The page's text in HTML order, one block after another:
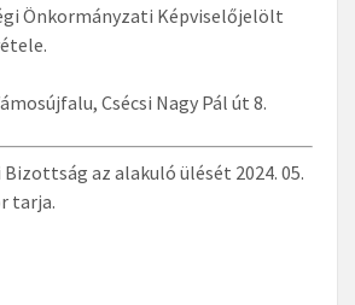
Önkormányzati Képviselőjelölt
Csécsi Nagy Pál út 8.
az alakuló ülését 2024. 05.
tarja.